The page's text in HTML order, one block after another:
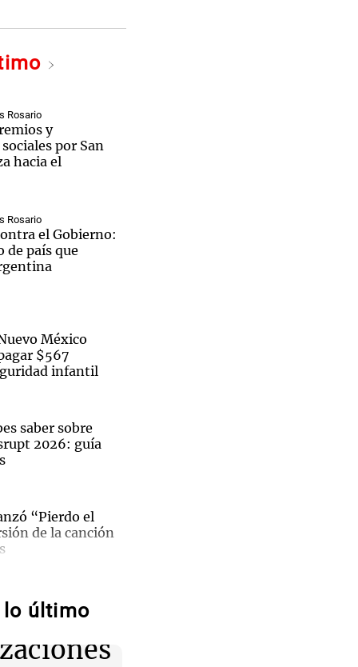
Rosario
y
por San
hacia el
Rosario
el Gobierno:
de país que
México
$567
infantil
saber sobre
2026: guía
“Pierdo el
de la canción
se reunirá con
del clero en su
lo último
y